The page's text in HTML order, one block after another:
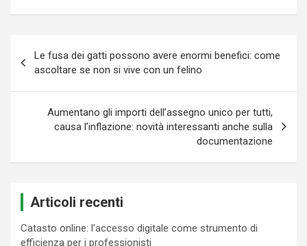
articoli
Le fusa dei gatti possono avere enormi benefici: come
ascoltare se non si vive con un felino
Aumentano gli importi dell’assegno unico per tutti,
causa l’inflazione: novità interessanti anche sulla
documentazione
Articoli recenti
Catasto online: l’accesso digitale come strumento di
efficienza per i professionisti